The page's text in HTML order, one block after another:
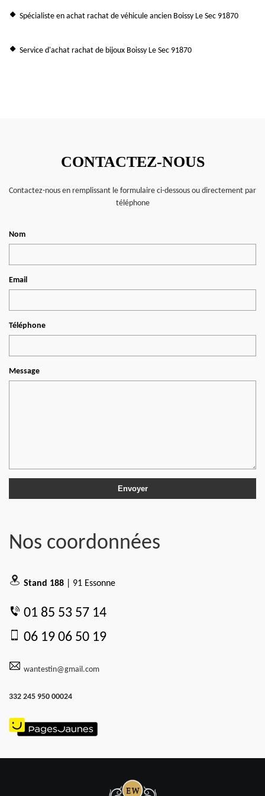
Spécialiste en achat rachat de véhicule ancien Boissy Le Sec 91870
Service d'achat rachat de bijoux Boissy Le Sec 91870
CONTACTEZ-NOUS
Contactez-nous en remplissant le formulaire ci-dessous ou directement par
téléphone
Nom
Email
Téléphone
Message
Nos coordonnées
Stand 188 | 91 Essonne
01 85 53 57 14
06 19 06 50 19
wantestin@gmail.com
332 245 950 00024